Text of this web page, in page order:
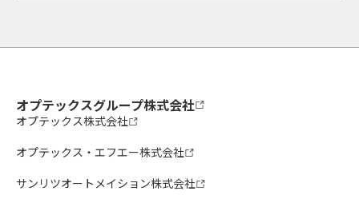
オプテックスグループ株式会社
オプテックス株式会社
オプテックス・エフエー株式会社
サンリツオートメイション株式会社